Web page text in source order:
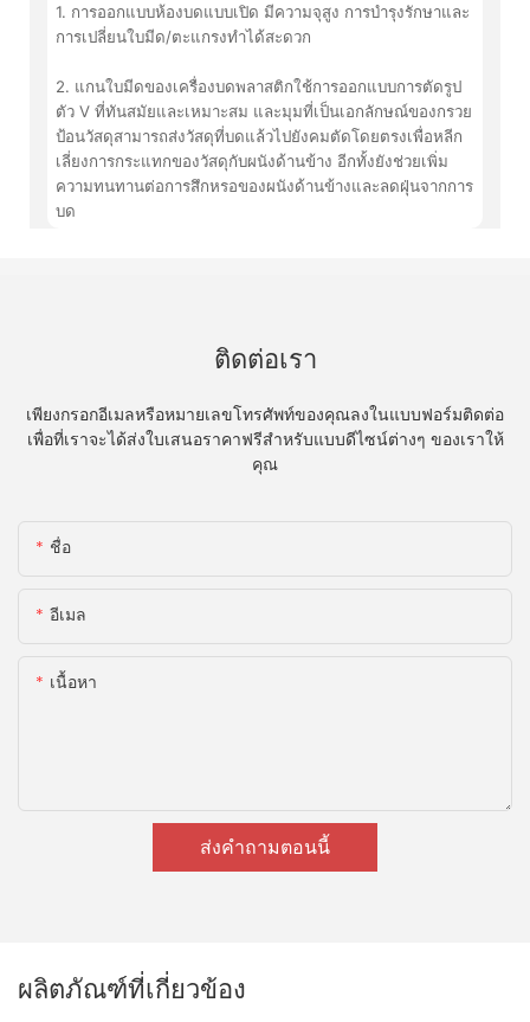
1. การออกแบบห้องบดแบบเปิด มีความจุสูง การบำรุงรักษาและ
การเปลี่ยนใบมีด/ตะแกรงทำได้สะดวก
2. แกนใบมีดของเครื่องบดพลาสติกใช้การออกแบบการตัดรูป
ตัว V ที่ทันสมัยและเหมาะสม และมุมที่เป็นเอกลักษณ์ของกรวย
ป้อนวัสดุสามารถส่งวัสดุที่บดแล้วไปยังคมตัดโดยตรงเพื่อหลีก
เลี่ยงการกระแทกของวัสดุกับผนังด้านข้าง อีกทั้งยังช่วยเพิ่ม
ความทนทานต่อการสึกหรอของผนังด้านข้างและลดฝุ่นจากการ
บด
ติดต่อเรา
เพียงกรอกอีเมลหรือหมายเลขโทรศัพท์ของคุณลงในแบบฟอร์มติดต่อ
เพื่อที่เราจะได้ส่งใบเสนอราคาฟรีสำหรับแบบดีไซน์ต่างๆ ของเราให้
คุณ
ชื่อ
อีเมล
เนื้อหา
ส่งคำถามตอนนี้
ผลิตภัณฑ์ที่เกี่ยวข้อง